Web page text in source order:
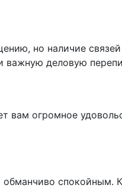
но наличие
важную деловую
вам огромное
обманчиво спокойным.